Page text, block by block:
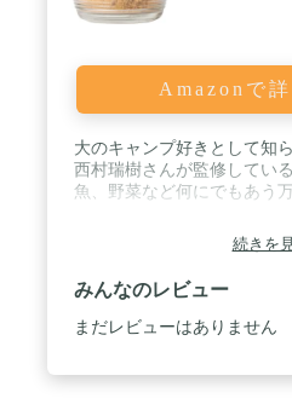
Amazonで
大のキャンプ好きとして知
西村瑞樹さんが監修してい
魚、野菜など何にでもあう
続きを
みんなのレビュー
まだレビューはありません